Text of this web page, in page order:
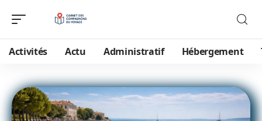
Activités Actu Administratif Hébergement